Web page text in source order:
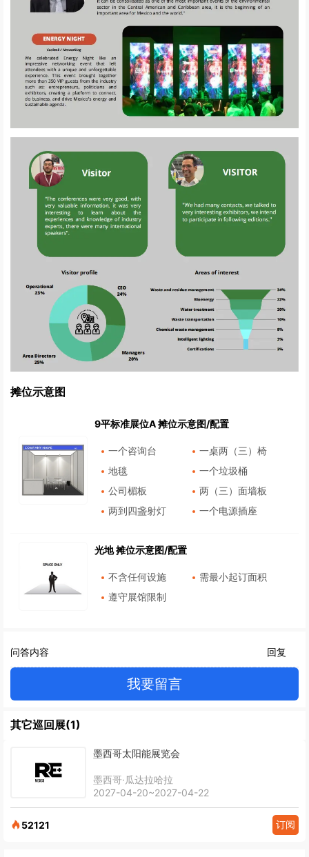
摊位示意图
9平标准展位A 摊位示意图/配置
一个咨询台
一桌两（三）椅
地毯
一个垃圾桶
公司楣板
两（三）面墙板
两到四盏射灯
一个电源插座
光地 摊位示意图/配置
不含任何设施
需最小起订面积
遵守展馆限制
问答内容 回复
我要留言
其它巡回展(1)
墨西哥太阳能展览会
墨西哥·瓜达拉哈拉
2027-04-20~2027-04-22
52121 订阅